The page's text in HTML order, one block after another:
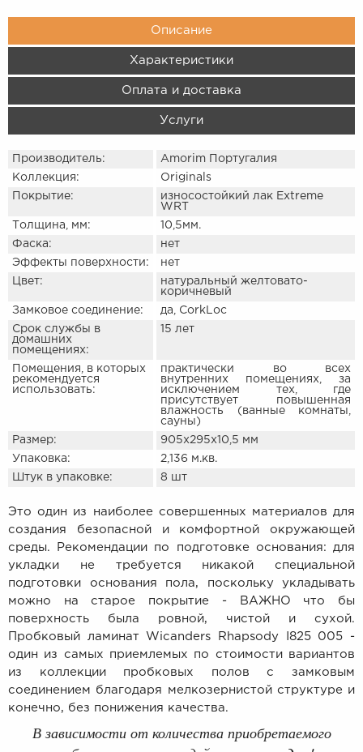
Описание
Характеристики
Оплата и доставка
Услуги
Производитель:
Amorim Португалия
Коллекция:
Originals
Покрытие:
износостойкий лак Extreme
WRT
Толщина, мм:
10,5мм.
Фаска:
нет
Эффекты поверхности:
нет
Цвет:
натуральный желтовато-
коричневый
Замковое соединение:
да, CorkLoc
Срок службы в
домашних
помещениях:
15 лет
Помещения, в которых
рекомендуется
использовать:
практически во всех
внутренних помещениях, за
исключением тех, где
присутствует повышенная
влажность (ванные комнаты,
сауны)
Размер:
905х295х10,5 мм
Упаковка:
2,136 м.кв.
Штук в упаковке:
8 шт
Это один из наиболее совершенных материалов для
создания безопасной и комфортной окружающей
среды. Рекомендации по подготовке основания: для
укладки не требуется никакой специальной
подготовки основания пола, поскольку укладывать
можно на старое покрытие - ВАЖНО что бы
поверхность была ровной, чистой и сухой.
Пробковый ламинат Wicanders Rhapsody I825 005 -
один из самых приемлемых по стоимости вариантов
из коллекции пробковых полов с замковым
соединением благодаря мелкозернистой структуре и
конечно, без понижения качества.
В зависимости от количества приобретаемого